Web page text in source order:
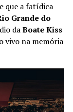
que a fatídica
Grande do
daBoate Kiss
vivo na memória